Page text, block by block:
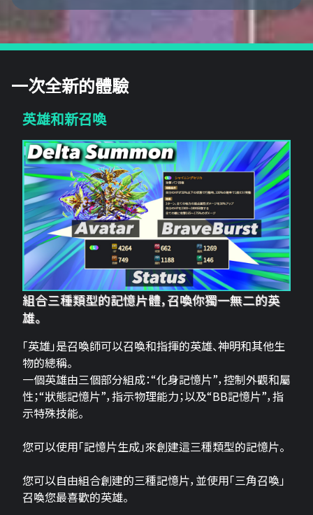
一次全新的體驗
英雄和新召喚
組合三種類型的記憶片體，召喚你獨一無二的英
雄。
「英雄」是召喚師可以召喚和指揮的英雄、神明和其他生
物的總稱。
一個英雄由三個部分組成：“化身記憶片”，控制外觀和屬
性；“狀態記憶片”，指示物理能力；以及“BB記憶片”，指
示特殊技能。
您可以使用「記憶片生成」來創建這三​​種類型的記憶片。
您可以自由組合創建的三種記憶片，並使用「三角召喚」
召喚您最喜歡的英雄。